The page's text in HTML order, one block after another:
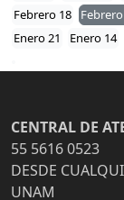
Febrero 18
Enero 21
Enero 14
CENTRAL DE
55 5616 0523
DESDE
UNAM